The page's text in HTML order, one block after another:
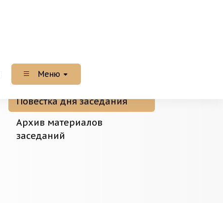
Меню
Повестка дня заседания
Архив материалов
заседаний